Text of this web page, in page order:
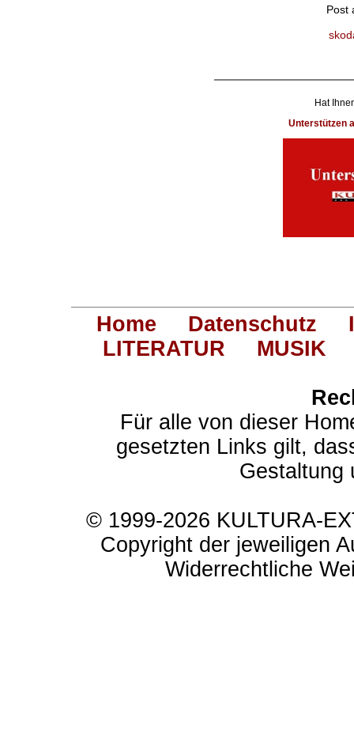
Post
Hat
Unterstützen
Home Datenschutz
LITERATUR
MUSIK
Für alle von dieser
gesetzten Links gilt,
Gestaltung
© 1999-2026 KULTURA-
Copyright der jeweiligen
Widerrechtliche